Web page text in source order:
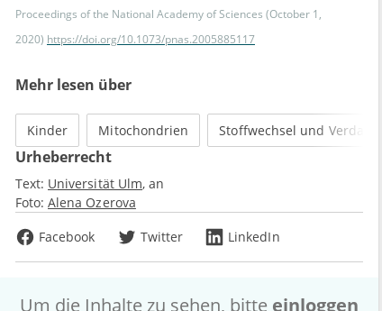
Proceedings of the National Academy of Sciences (October 1,
2020) https://doi.org/10.1073/pnas.2005885117
Mehr lesen über
Kinder Mitochondrien Stoffwechsel und
Urheberrecht
Text: Universität Ulm an
Foto: Alena Ozerova
Facebook
Twitter LinkedIn
Um die Inhalte zu sehen, bitte einloggen